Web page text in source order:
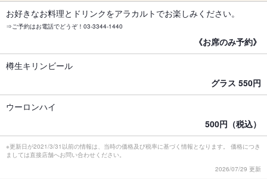
お好きなお料理とドリンクをアラカルトでお楽しみください。
⇒ご予約はお電話でどうぞ！03-3344-1440
《お席のみ予約》
樽生キリンビール
グラス 550円
ウーロンハイ
500円（税込）
※更新日が2021/3/31以前の情報は、当時の価格及び税率に基づく情報となります。 価格につき
ましては直接店舗へお問い合わせください。
2026/07/29 更新